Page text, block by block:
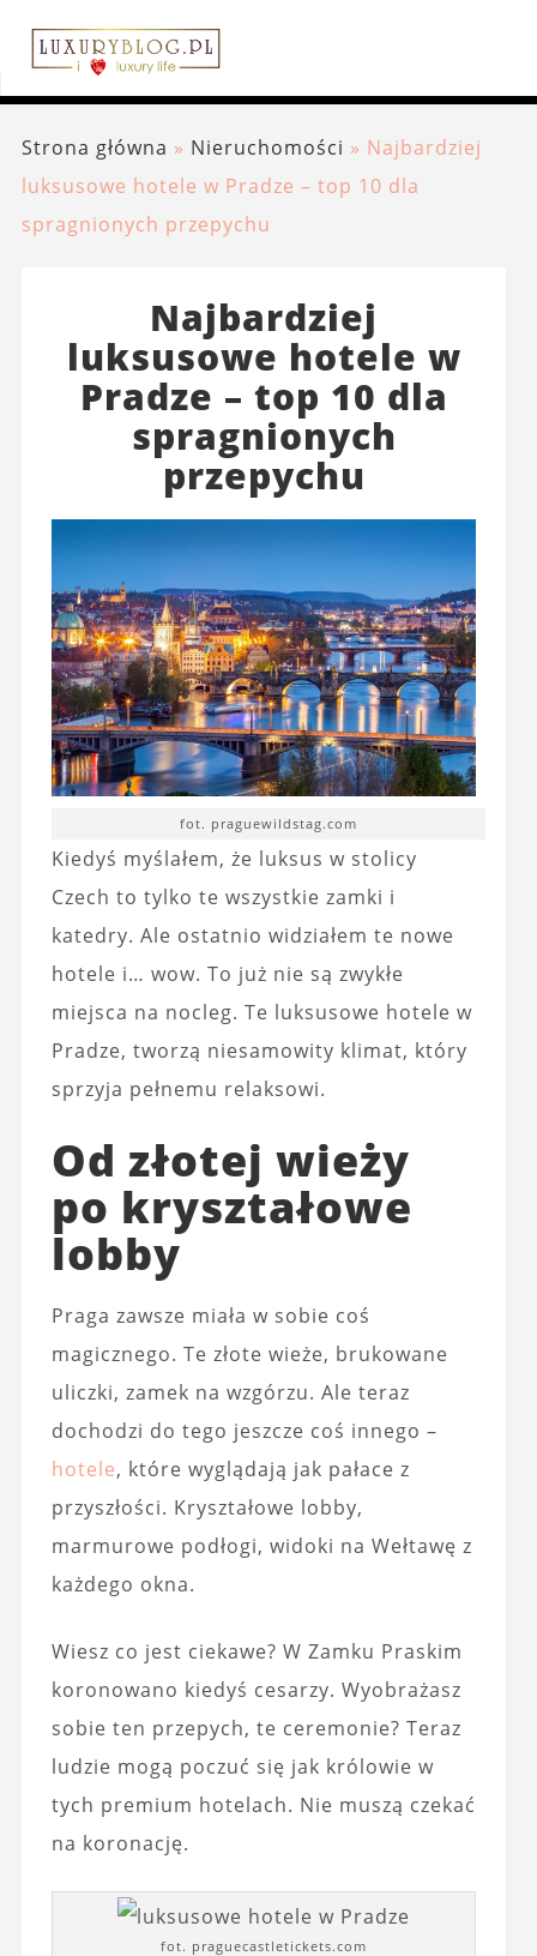
Strona główna » Nieruchomości » Najbardziej
luksusowe hotele w Pradze – top 10 dla
spragnionych przepychu
Najbardziej
luksusowe hotele w
Pradze – top 10 dla
spragnionych
przepychu
fot. praguewildstag.com
Kiedyś myślałem, że luksus w stolicy
Czech to tylko te wszystkie zamki i
katedry. Ale ostatnio widziałem te nowe
hotele i… wow. To już nie są zwykłe
miejsca na nocleg. Te luksusowe hotele w
Pradze, tworzą niesamowity klimat, który
sprzyja pełnemu relaksowi.
Od złotej wieży
po kryształowe
lobby
Praga zawsze miała w sobie coś
magicznego. Te złote wieże, brukowane
uliczki, zamek na wzgórzu. Ale teraz
dochodzi do tego jeszcze coś innego –
hotele, które wyglądają jak pałace z
przyszłości. Kryształowe lobby,
marmurowe podłogi, widoki na Wełtawę z
każdego okna.
Wiesz co jest ciekawe? W Zamku Praskim
koronowano kiedyś cesarzy. Wyobrażasz
sobie ten przepych, te ceremonie? Teraz
ludzie mogą poczuć się jak królowie w
tych premium hotelach. Nie muszą czekać
na koronację.
fot. praguecastletickets.com